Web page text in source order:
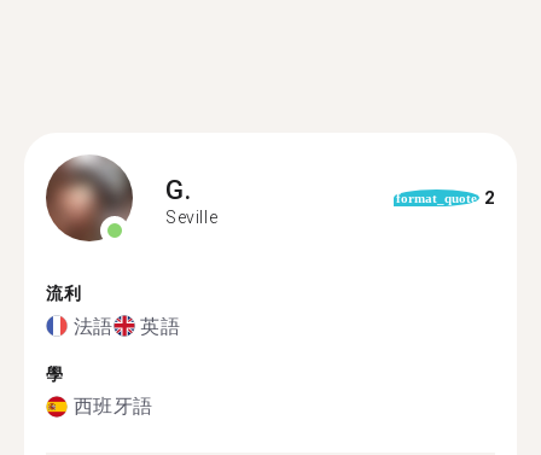
G.
Seville
format_quote 2
流利
法語 英語
學
西班牙語